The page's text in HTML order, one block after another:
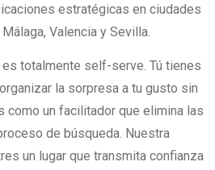
estratégicas en ciudades
Valencia y Sevilla.
totalmente self-serve. Tú tienes
la sorpresa a tu gusto sin
como un facilitador que elimina las
de búsqueda. Nuestra
un lugar que transmita confianza